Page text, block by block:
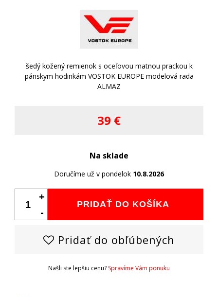
šedý kožený remienok s oceľovou matnou prackou k
pánskym hodinkám VOSTOK EUROPE modelová rada
ALMAZ
39 €
Na sklade
Doručíme už v pondelok 10.8.2026
PRIDAŤ DO KOŠÍKA
+
-
Pridať do obľúbených
Našli ste lepšiu cenu? Spravíme Vám ponuku